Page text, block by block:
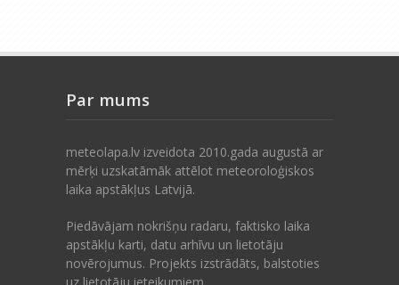
Par mums
meteolapa.lv izveidota 2010.gada augustā ar
mērķi uzskatāmāk attēlot meteoroloģiskos
laika apstākļus Latvijā.
Piedāvājam nokrišņu radaru, faktisko laika
apstākļu karti, datu arhīvu un lietotāju
novērojumus. Projekts izstrādāts, balstoties